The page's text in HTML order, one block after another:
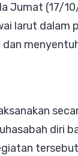
Jumat (17/
larut dalam
diri